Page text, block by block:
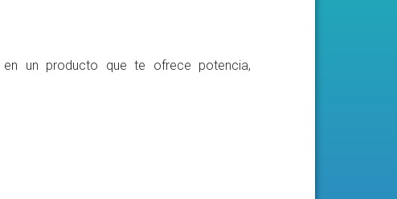
un producto que te ofrece potencia,